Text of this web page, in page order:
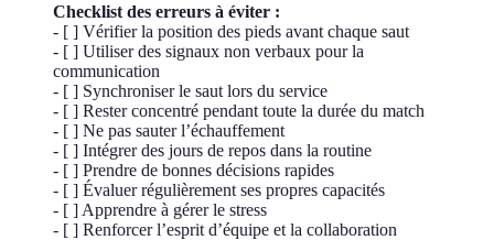
Checklist des erreurs à éviter :
- [ ] Vérifier la position des pieds avant chaque saut
- [ ] Utiliser des signaux non verbaux pour la
communication
- [ ] Synchroniser le saut lors du service
- [ ] Rester concentré pendant toute la durée du match
- [ ] Ne pas sauter l’échauffement
- [ ] Intégrer des jours de repos dans la routine
- [ ] Prendre de bonnes décisions rapides
- [ ] Évaluer régulièrement ses propres capacités
- [ ] Apprendre à gérer le stress
- [ ] Renforcer l’esprit d’équipe et la collaboration